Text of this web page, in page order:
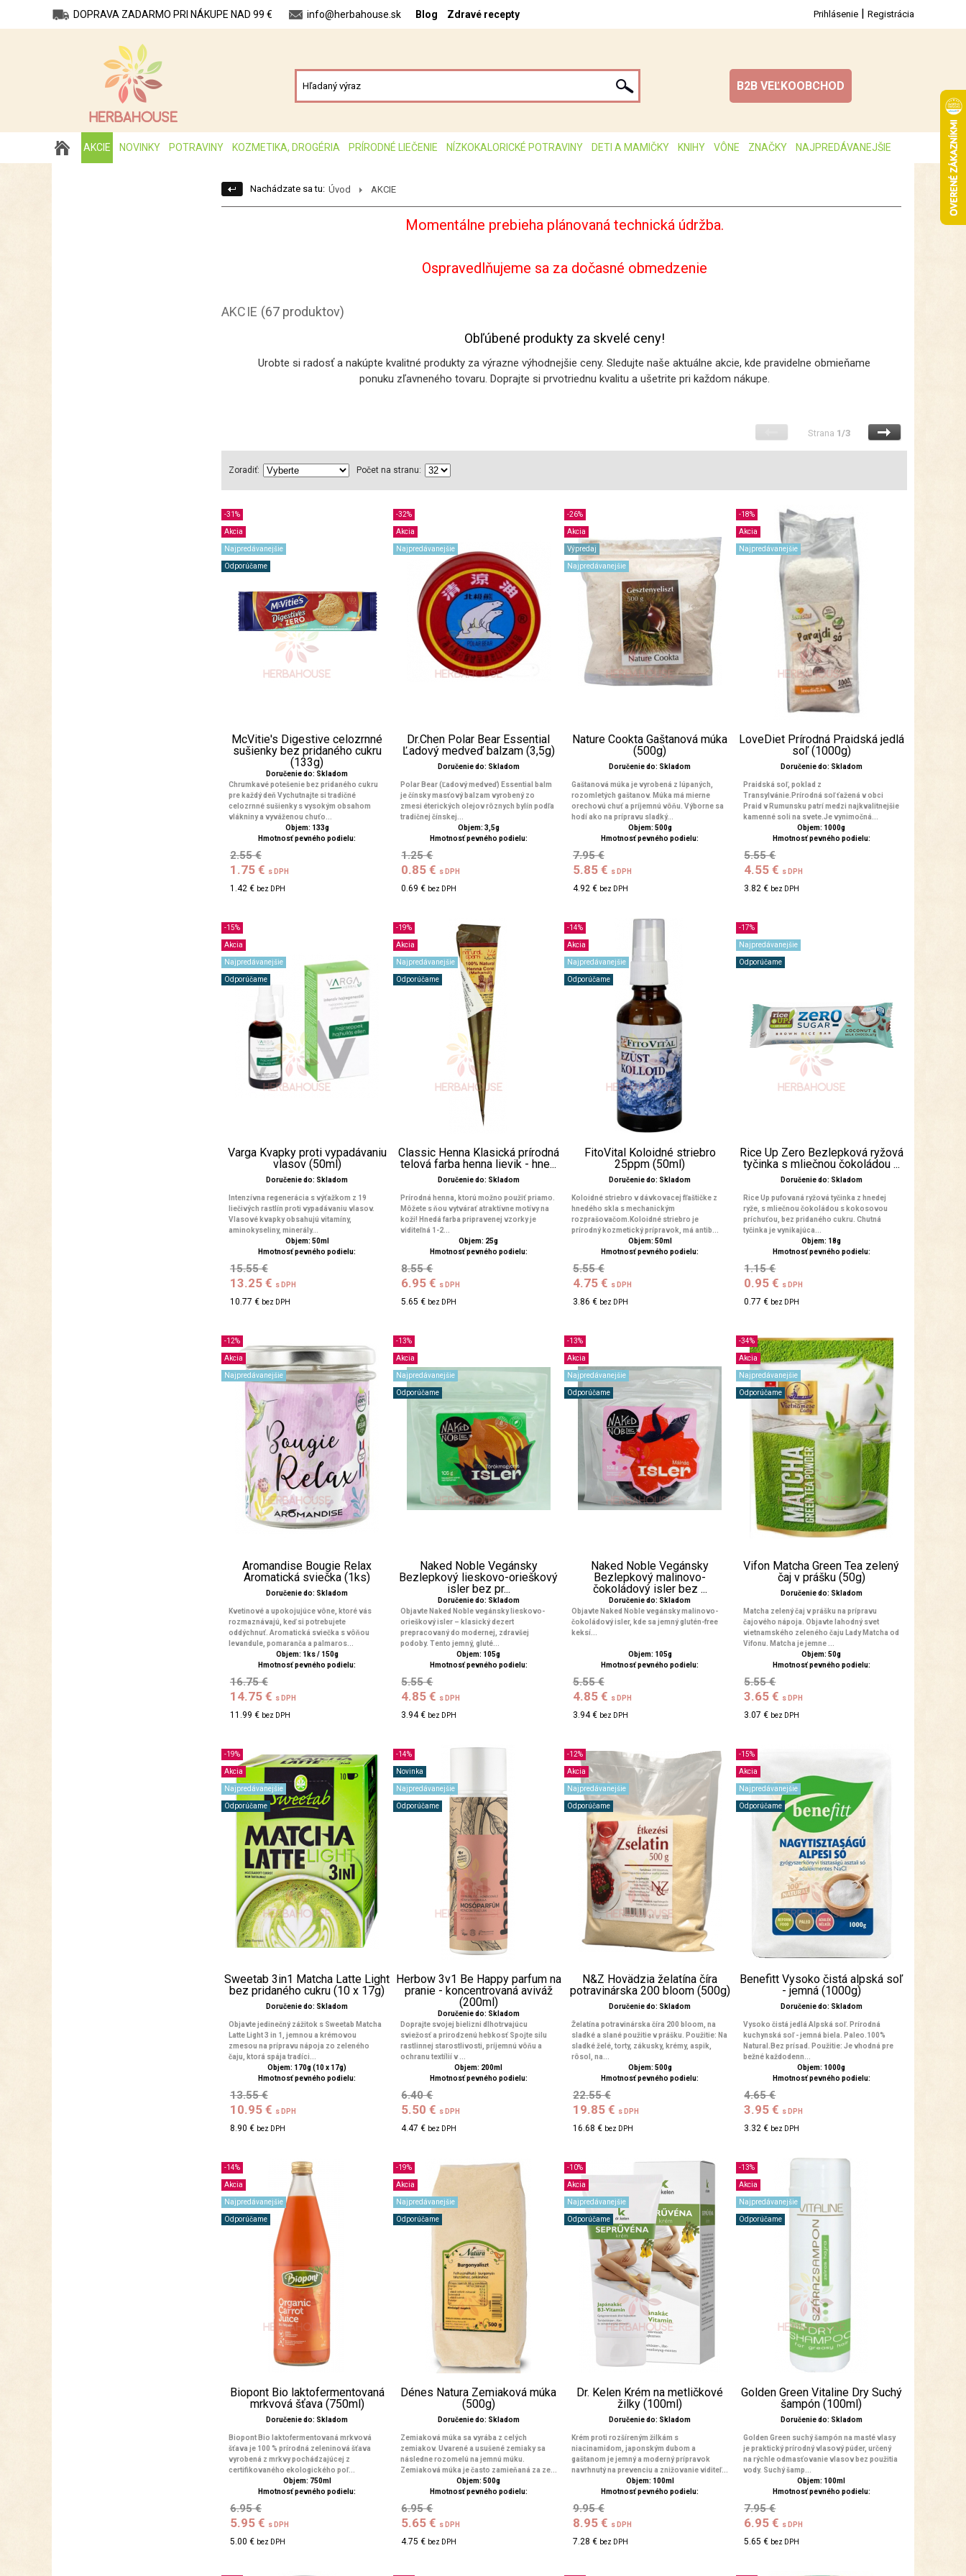
DOPRAVA ZADARMO PRI NÁKUPE NAD 99 € info@herbahouse.sk Blog Zdravé recepty Prihlásenie | Registrácia
B2B VEĽKOOBCHOD
AKCIE NOVINKY POTRAVINY KOZMETIKA, DROGÉRIA PRÍRODNÉ LIEČENIE NÍZKOKALORICKÉ POTRAVINY DETI A MAMIČKY KNIHY VÔNE ZNAČKY NAJPREDÁVANEJŠIE
Nachádzate sa tu: Úvod AKCIE
Momentálne prebieha plánovaná technická údržba.
Ospravedlňujeme sa za dočasné obmedzenie
AKCIE (67 produktov)
Obľúbené produkty za skvelé ceny!
Urobte si radosť a nakúpte kvalitné produkty za výrazne výhodnejšie ceny. Sledujte naše aktuálne akcie, kde pravidelne obmieňame
ponuku zľavneného tovaru. Doprajte si prvotriednu kvalitu a ušetrite pri každom nákupe.
Strana 1/3
Zoradiť: Počet na stranu:
-31%
Akcia
Najpredávanejšie
Odporúčame
McVitie's Digestive celozrnné
sušienky bez pridaného cukru
(133g)
Doručenie do: Skladom
Chrumkavé potešenie bez pridaného cukru
pre každý deň Vychutnajte si tradičné
celozrnné sušienky s vysokým obsahom
vlákniny a vyváženou chuťo...
Objem: 133g
Hmotnosť pevného podielu:
2.55 €
1.75 € s DPH
1.42 € bez DPH
-32%
Akcia
Najpredávanejšie
Dr.Chen Polar Bear Essential
Ľadový medveď balzam (3,5g)
Doručenie do: Skladom
Polar Bear (Ľadový medveď) Essential balm
je čínsky masťový balzam vyrobený zo
zmesi éterických olejov rôznych bylín podľa
tradičnej čínskej...
Objem: 3,5g
Hmotnosť pevného podielu:
1.25 €
0.85 € s DPH
0.69 € bez DPH
-26%
Akcia
Výpredaj
Najpredávanejšie
Nature Cookta Gaštanová múka
(500g)
Doručenie do: Skladom
Gaštanová múka je vyrobená z lúpaných,
rozomletých gaštanov. Múka má mierne
orechovú chuť a príjemnú vôňu. Výborne sa
hodí ako na prípravu sladký...
Objem: 500g
Hmotnosť pevného podielu:
7.95 €
5.85 € s DPH
4.92 € bez DPH
-18%
Akcia
Najpredávanejšie
LoveDiet Prírodná Praidská jedlá
soľ (1000g)
Doručenie do: Skladom
Praidská soľ, poklad z
Transylvánie.Prírodná soľ ťažená v obci
Praid v Rumunsku patrí medzi najkvalitnejšie
kamenné soli na svete.Je vynimočná...
Objem: 1000g
Hmotnosť pevného podielu:
5.55 €
4.55 € s DPH
3.82 € bez DPH
-15%
Akcia
Najpredávanejšie
Odporúčame
Varga Kvapky proti vypadávaniu
vlasov (50ml)
Doručenie do: Skladom
Intenzívna regenerácia s výťažkom z 19
liečivých rastlín proti vypadávaniu vlasov.
Vlasové kvapky obsahujú vitamíny,
aminokyseliny, minerály...
Objem: 50ml
Hmotnosť pevného podielu:
15.55 €
13.25 € s DPH
10.77 € bez DPH
-19%
Akcia
Najpredávanejšie
Odporúčame
Classic Henna Klasická prírodná
telová farba henna lievik - hne...
Doručenie do: Skladom
Prírodná henna, ktorú možno použiť priamo.
Môžete s ňou vytvárať atraktívne motívy na
koži! Hnedá farba pripravenej vzorky je
viditeľná 1-2...
Objem: 25g
Hmotnosť pevného podielu:
8.55 €
6.95 € s DPH
5.65 € bez DPH
-14%
Akcia
Najpredávanejšie
Odporúčame
FitoVital Koloidné striebro
25ppm (50ml)
Doručenie do: Skladom
Koloidné striebro v dávkovacej fľaštičke z
hnedého skla s mechanickým
rozprašovačom.Koloidné striebro je
prírodný kozmetický prípravok, má antib...
Objem: 50ml
Hmotnosť pevného podielu:
5.55 €
4.75 € s DPH
3.86 € bez DPH
-17%
Najpredávanejšie
Odporúčame
Rice Up Zero Bezlepková ryžová
tyčinka s mliečnou čokoládou ...
Doručenie do: Skladom
Rice Up pufovaná ryžová tyčinka z hnedej
ryže, s mliečnou čokoládou s kokosovou
príchuťou, bez pridaného cukru. Chutná
tyčinka je vynikajúca...
Objem: 18g
Hmotnosť pevného podielu:
1.15 €
0.95 € s DPH
0.77 € bez DPH
-12%
Akcia
Najpredávanejšie
Aromandise Bougie Relax
Aromatická sviečka (1ks)
Doručenie do: Skladom
Kvetinové a upokojujúce vône, ktoré vás
rozmaznávajú, keď si potrebujete
oddýchnuť. Aromatická sviečka s vôňou
levandule, pomaranča a palmaros...
Objem: 1ks / 150g
Hmotnosť pevného podielu:
16.75 €
14.75 € s DPH
11.99 € bez DPH
-13%
Akcia
Najpredávanejšie
Odporúčame
Naked Noble Vegánsky
Bezlepkový lieskovo-orieškový
isler bez pr...
Doručenie do: Skladom
Objavte Naked Noble vegánsky lieskovo-
orieškový isler – klasický dezert
prepracovaný do modernej, zdravšej
podoby. Tento jemný, gluté...
Objem: 105g
Hmotnosť pevného podielu:
5.55 €
4.85 € s DPH
3.94 € bez DPH
-13%
Akcia
Najpredávanejšie
Odporúčame
Naked Noble Vegánsky
Bezlepkový malinovo-
čokoládový isler bez ...
Doručenie do: Skladom
Objavte Naked Noble vegánsky malinovo-
čokoládový isler, kde sa jemný glutén-free
keksí...
Objem: 105g
Hmotnosť pevného podielu:
5.55 €
4.85 € s DPH
3.94 € bez DPH
-34%
Akcia
Najpredávanejšie
Odporúčame
Vifon Matcha Green Tea zelený
čaj v prášku (50g)
Doručenie do: Skladom
Matcha zelený čaj v prášku na prípravu
čajového nápoja. Objavte lahodný svet
vietnamského zeleného čaju Lady Matcha od
Vifonu. Matcha je jemne ...
Objem: 50g
Hmotnosť pevného podielu:
5.55 €
3.65 € s DPH
3.07 € bez DPH
-19%
Akcia
Najpredávanejšie
Odporúčame
Sweetab 3in1 Matcha Latte Light
bez pridaného cukru (10 x 17g)
Doručenie do: Skladom
Objavte jedinečný zážitok s Sweetab Matcha
Latte Light 3 in 1, jemnou a krémovou
zmesou na prípravu nápoja zo zeleného
čaju, ktorá spája tradíci...
Objem: 170g (10 x 17g)
Hmotnosť pevného podielu:
13.55 €
10.95 € s DPH
8.90 € bez DPH
-14%
Novinka
Najpredávanejšie
Odporúčame
Herbow 3v1 Be Happy parfum na
pranie - koncentrovaná aviváž
(200ml)
Doručenie do: Skladom
Doprajte svojej bielizni dlhotrvajúcu
sviežosť a prirodzenú hebkosť Spojte silu
rastlinnej starostlivosti, príjemnú vôňu a
ochranu textílií v ...
Objem: 200ml
Hmotnosť pevného podielu:
6.40 €
5.50 € s DPH
4.47 € bez DPH
-12%
Akcia
Najpredávanejšie
Odporúčame
N&Z Hovädzia želatína číra
potravinárska 200 bloom (500g)
Doručenie do: Skladom
Želatína potravinárska číra 200 bloom, na
sladké a slané použitie v prášku. Použitie: Na
sladké želé, torty, zákusky, krémy, aspik,
rôsol, na...
Objem: 500g
Hmotnosť pevného podielu:
22.55 €
19.85 € s DPH
16.68 € bez DPH
-15%
Akcia
Najpredávanejšie
Odporúčame
Benefitt Vysoko čistá alpská soľ
- jemná (1000g)
Doručenie do: Skladom
Vysoko čistá jedlá Alpská soľ. Prírodná
kuchynská soľ - jemná biela. Paleo.100%
Natural.Bez prísad. Použitie: Je vhodná pre
bežné každodenn...
Objem: 1000g
Hmotnosť pevného podielu:
4.65 €
3.95 € s DPH
3.32 € bez DPH
-14%
Akcia
Najpredávanejšie
Odporúčame
Biopont Bio laktofermentovaná
mrkvová šťava (750ml)
Doručenie do: Skladom
Biopont Bio laktofermentovaná mrkvová
šťava je 100 % prírodná zeleninová šťava
vyrobená z mrkvy pochádzajúcej z
certifikovaného ekologického poľ...
Objem: 750ml
Hmotnosť pevného podielu:
6.95 €
5.95 € s DPH
5.00 € bez DPH
-19%
Akcia
Najpredávanejšie
Odporúčame
Dénes Natura Zemiaková múka
(500g)
Doručenie do: Skladom
Zemiaková múka sa vyrába z celých
zemiakov. Uvarené a usušené zemiaky sa
následne rozomelú na jemnú múku.
Zemiaková múka je často zamieňaná za ze...
Objem: 500g
Hmotnosť pevného podielu:
6.95 €
5.65 € s DPH
4.75 € bez DPH
-10%
Akcia
Najpredávanejšie
Odporúčame
Dr. Kelen Krém na metličkové
žilky (100ml)
Doručenie do: Skladom
Krém proti rozšíreným žilkám s
niacinamidom, japonským dubom a
gaštanom je jemný a moderný prípravok
navrhnutý na prevenciu a znižovanie viditeľ...
Objem: 100ml
Hmotnosť pevného podielu:
9.95 €
8.95 € s DPH
7.28 € bez DPH
-13%
Akcia
Najpredávanejšie
Odporúčame
Golden Green Vitaline Dry Suchý
šampón (100ml)
Doručenie do: Skladom
Golden Green suchý šampón na masté vlasy
je praktický prírodný vlasový púder, určený
na rýchle odmasťovanie vlasov bez použitia
vody. Suchý šamp...
Objem: 100ml
Hmotnosť pevného podielu:
7.95 €
6.95 € s DPH
5.65 € bez DPH